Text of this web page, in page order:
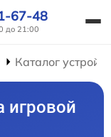
67-48
до 21:00
Каталог
игровой